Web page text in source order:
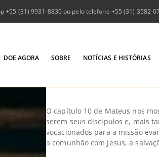
(31) 9931-8830 ou pelo telefone +55 (31) 3582-
DOE AGORA SOBRE NOTÍCIAS E HISTÓRIAS
O capítulo 10 de Mateus nos
serem seus discípulos e, mais
vocacionados para a missão
a comunhão com Jesus, a